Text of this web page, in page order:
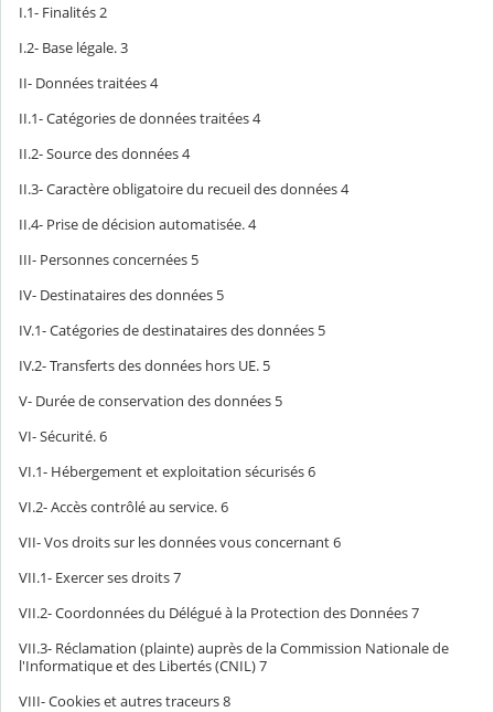
I.1- Finalités2
I.2- Base légale.3
II- Données traitées4
II.1- Catégories de données traitées4
II.2- Source des données4
II.3- Caractère obligatoire du recueil des données4
II.4- Prise de décision automatisée.4
III- Personnes concernées 5
IV- Destinataires des données 5
IV.1- Catégories de destinataires des données 5
IV.2- Transferts des données hors UE. 5
V- Durée de conservation des données 5
VI- Sécurité.6
VI.1- Hébergement et exploitation sécurisés6
VI.2- Accès contrôlé au service.6
VII- Vos droits sur les données vous concernant6
VII.1- Exercer ses droits7
VII.2- Coordonnées du Délégué à la Protection des Données7
VII.3- Réclamation (plainte) auprès de la Commission Nationale de
l'Informatique et des Libertés (CNIL)7
VIII- Cookies et autres traceurs8